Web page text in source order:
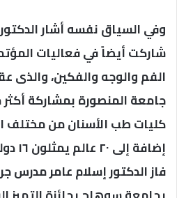
وفي السياق نفسه أشار
شاركت أيضاً في فعاليات
الفم والوجه والفكين، والذى
كليات طب الأسنان من مختلف
فاز الدكتور إسلام عامر مدرس